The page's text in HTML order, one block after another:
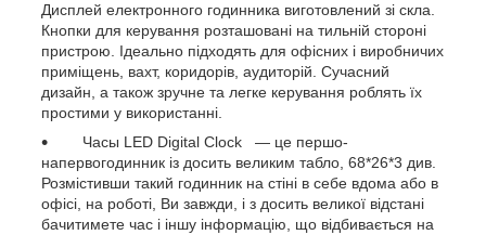
Дисплей електронного годинника виготовлений зі скла.
Кнопки для керування розташовані на тильній стороні
пристрою. Ідеально підходять для офісних і виробничих
приміщень, вахт, коридорів, аудиторій. Сучасний
дизайн, а також зручне та легке керування роблять їх
простими у використанні.
Часы LED Digital Clock — це першо-
напервогодинник із досить великим табло, 68*26*3 див.
Розмістивши такий годинник на стіні в себе вдома або в
офісі, на роботі, Ви завжди, і з досить великої відстані
бачитимете час і іншу інформацію, що відбивається на